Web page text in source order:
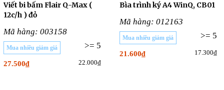
Viết bi bấm Flair Q-Max (
12c/h ) đỏ
Mã hàng: 003158
>= 5
Mua nhiều giảm giá
27.500₫ 22.000₫
Bìa trình ký A4 WinQ, CB01
Mã hàng: 012163
>= 5
Mua nhiều giảm giá
21.600₫ 17.300₫